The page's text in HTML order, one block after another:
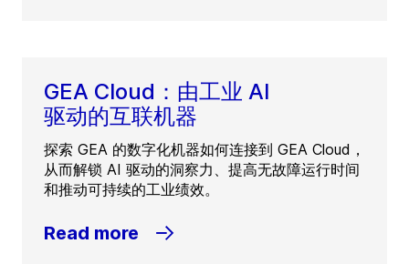
GEA Cloud：由工业 AI
驱动的互联机器
探索 GEA 的数字化机器如何连接到 GEA Cloud，
从而解锁 AI 驱动的洞察力、提高无故障运行时间
和推动可持续的工业绩效。
Read more